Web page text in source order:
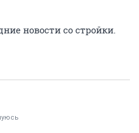
новости со стройки.